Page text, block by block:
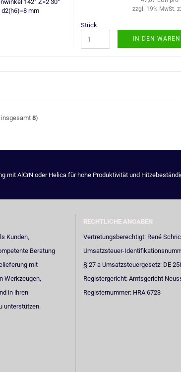
142° Z=2 30°
mm
zzgl. 19% MwSt.
Stück:
IN DEN
insgesamt8)
mit AlCrN oder Helica für hohe Produktivität und
Kunden,
Beratung
mit
Werkzeugen,
in ihren
unterstützen.
RECHTLICHE ANGABEN
Vertretungsberechtigt: René
Umsatzsteuer-
§ 27 a Umsatzsteuergesetz: DE
Registergericht: Amtsgericht
Registernummer: HRA 6723